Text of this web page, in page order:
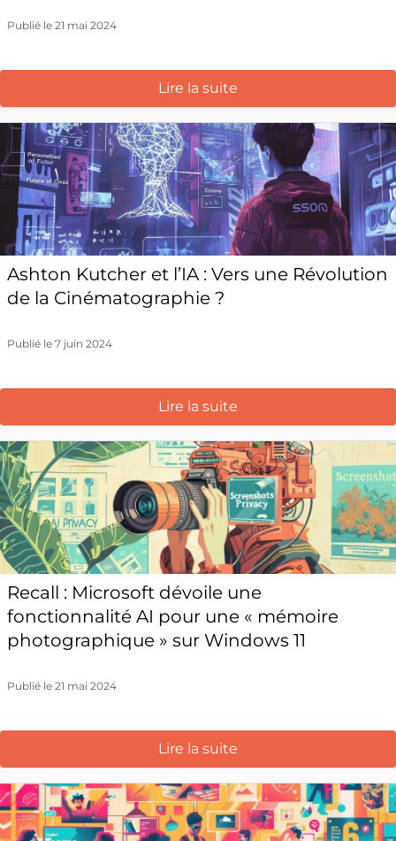
Publié le 21 mai 2024
Lire la suite
Ashton Kutcher et l’IA : Vers une Révolution
de la Cinématographie ?
Publié le 7 juin 2024
Lire la suite
Recall : Microsoft dévoile une
fonctionnalité AI pour une « mémoire
photographique » sur Windows 11
Publié le 21 mai 2024
Lire la suite